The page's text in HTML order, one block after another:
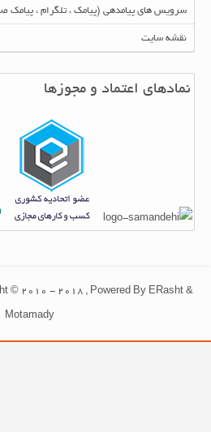
سرویس های پیامدهی (پیامک ، تلگرام ، پیامک
نقشه سایت
نمادهای اعتماد و مجوزها
© 2010 - 2018 , Powered By ERasht &
Motamady